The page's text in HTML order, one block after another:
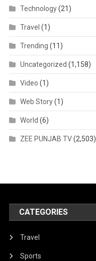
Technology(21)
Travel (1)
Trending (11)
Uncategorized (1,158)
Video (1)
Web Story(1)
World (6)
ZEE PUNJAB TV(2,503)
CATEGORIES
Travel
Sports